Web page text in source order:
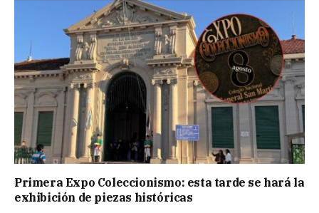
Primera Expo Coleccionismo: esta tarde se hará la
exhibición de piezas históricas